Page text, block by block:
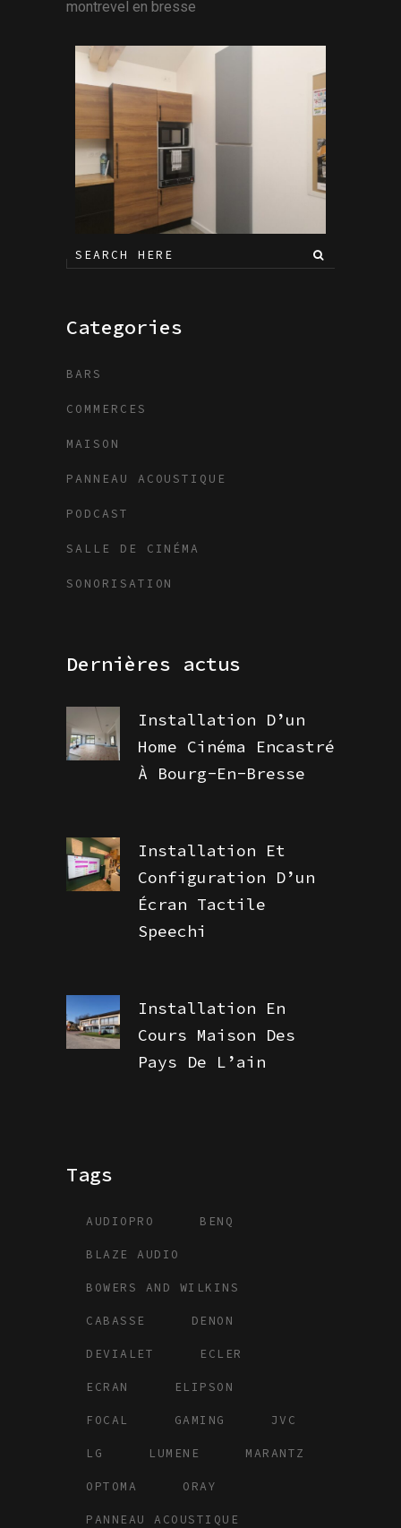
montrevel en bresse
Categories
BARS
COMMERCES
MAISON
PANNEAU ACOUSTIQUE
PODCAST
SALLE DE CINÉMA
SONORISATION
Dernières actus
Installation D’un
Home Cinéma Encastré
À Bourg-En-Bresse
Installation Et
Configuration D’un
Écran Tactile
Speechi
Installation En
Cours Maison Des
Pays De L’ain
Tags
AUDIOPRO BENQ
BLAZE AUDIO
BOWERS AND WILKINS
CABASSE DENON
DEVIALET ECLER
ECRAN ELIPSON
FOCAL GAMING JVC
LG LUMENE MARANTZ
OPTOMA ORAY
PANNEAU ACOUSTIQUE